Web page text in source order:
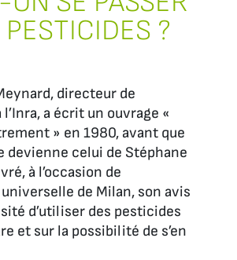
PESTICIDES ?
directeur de
a écrit un ouvrage «
» en 1980, avant que
devienne celui de Stéphane
à l’occasion de
de Milan, son avis
d’utiliser des pesticides
et sur la possibilité de s’en